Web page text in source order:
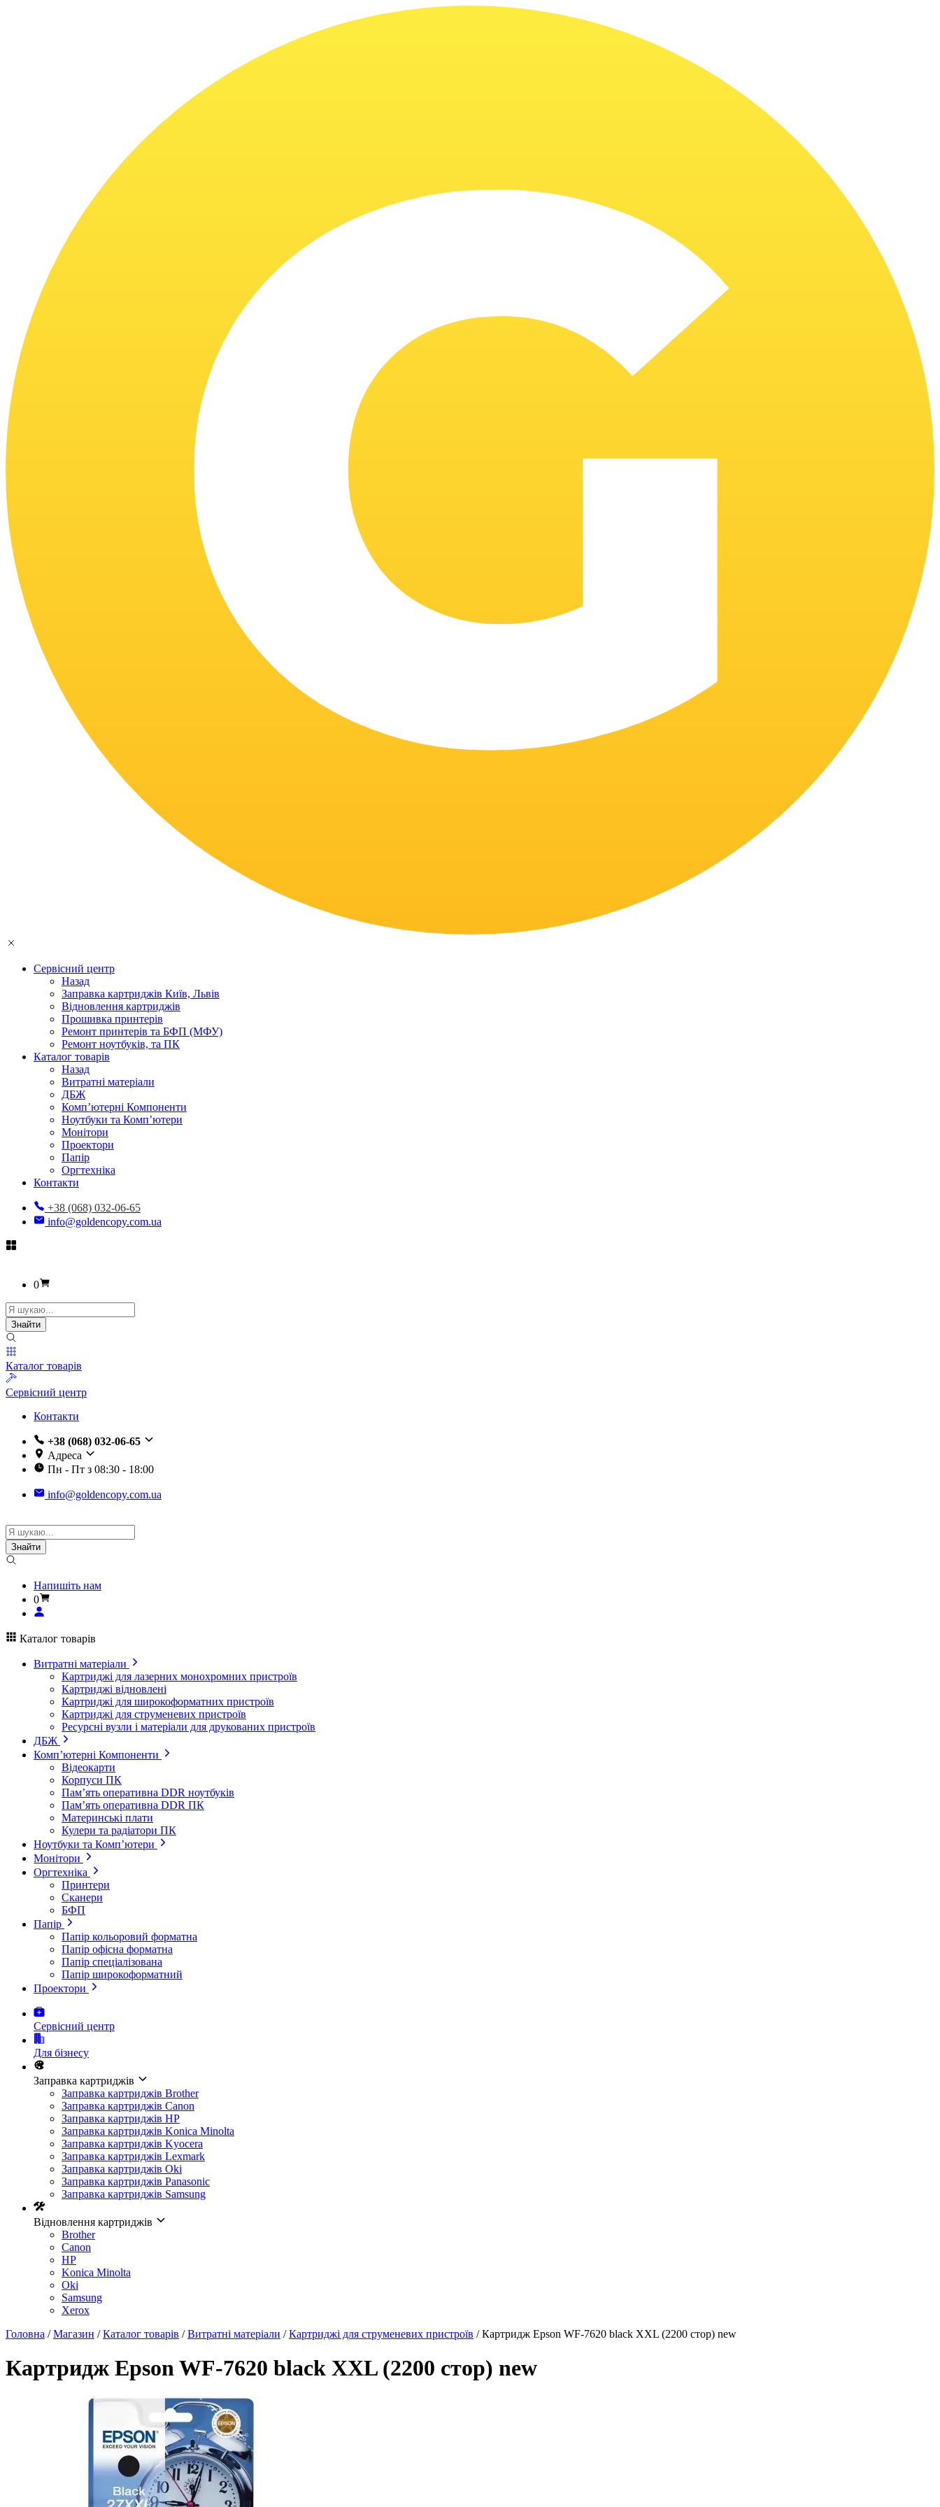
Сервісний центр
Назад
Заправка картриджів Київ, Львів
Відновлення картриджів
Прошивка принтерів
Ремонт принтерів та БФП (МФУ)
Ремонт ноутбуків, та ПК
Каталог товарів
Назад
Витратні матеріали
ДБЖ
Комп’ютерні Компоненти
Ноутбуки та Комп’ютери
Монітори
Проектори
Папір
Оргтехніка
Контакти
+38 (068) 032-06-65
info@goldencopy.com.ua
0
Пошук
товарів
Знайти
Каталог товарів
Сервісний центр
Контакти
+38 (068) 032-06-65
Адреса
Пн - Пт з 08:30 - 18:00
info@goldencopy.com.ua
Пошук
товарів
Знайти
Напишіть нам
0
Каталог товарів
Витратні матеріали
Картриджі для лазерних монохромних пристроїв
Картриджі відновлені
Картриджі для широкоформатних пристроїв
Картриджі для струменевих пристроїв
Ресурсні вузли і матеріали для друкованих пристроїв
ДБЖ
Комп’ютерні Компоненти
Відеокарти
Корпуси ПК
Пам’ять оперативна DDR ноутбуків
Пам’ять оперативна DDR ПК
Материнські плати
Кулери та радіатори ПК
Ноутбуки та Комп’ютери
Монітори
Оргтехніка
Принтери
Сканери
БФП
Папір
Папір кольоровий форматна
Папір офісна форматна
Папір спеціалізована
Папір широкоформатний
Проектори
Сервісний центр
Для бізнесу
Заправка картриджів
Заправка картриджів Brother
Заправка картриджів Canon
Заправка картриджів HP
Заправка картриджів Konica Minolta
Заправка картриджів Kyocera
Заправка картриджів Lexmark
Заправка картриджів Oki
Заправка картриджів Panasonic
Заправка картриджів Samsung
Відновлення картриджів
Brother
Canon
HP
Konica Minolta
Oki
Samsung
Xerox
Головна /Магазин /Каталог товарів /Витратні матеріали /Картриджі для струменевих пристроїв / Картридж Epson WF-7620 black XXL (2200 стор) new
Картридж Epson WF-7620 black XXL (2200 стор) new